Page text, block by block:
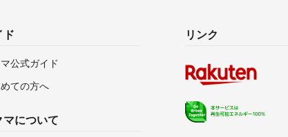
ド
公式ガイド
ての方へ
マについて
リンク